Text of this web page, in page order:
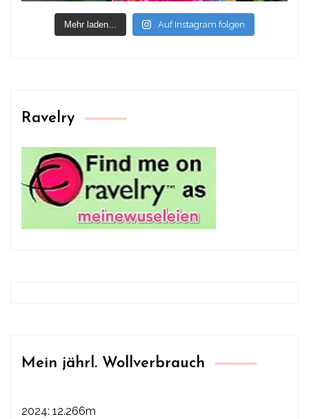
Mehr laden... Auf Instagram folgen
Ravelry
Mein jährl. Wollverbrauch
2024: 12.266m